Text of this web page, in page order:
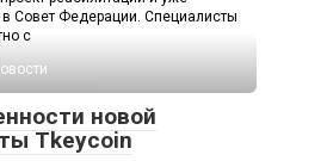
Совет Федерации. Специалисты
с
новой
Tkeycoin